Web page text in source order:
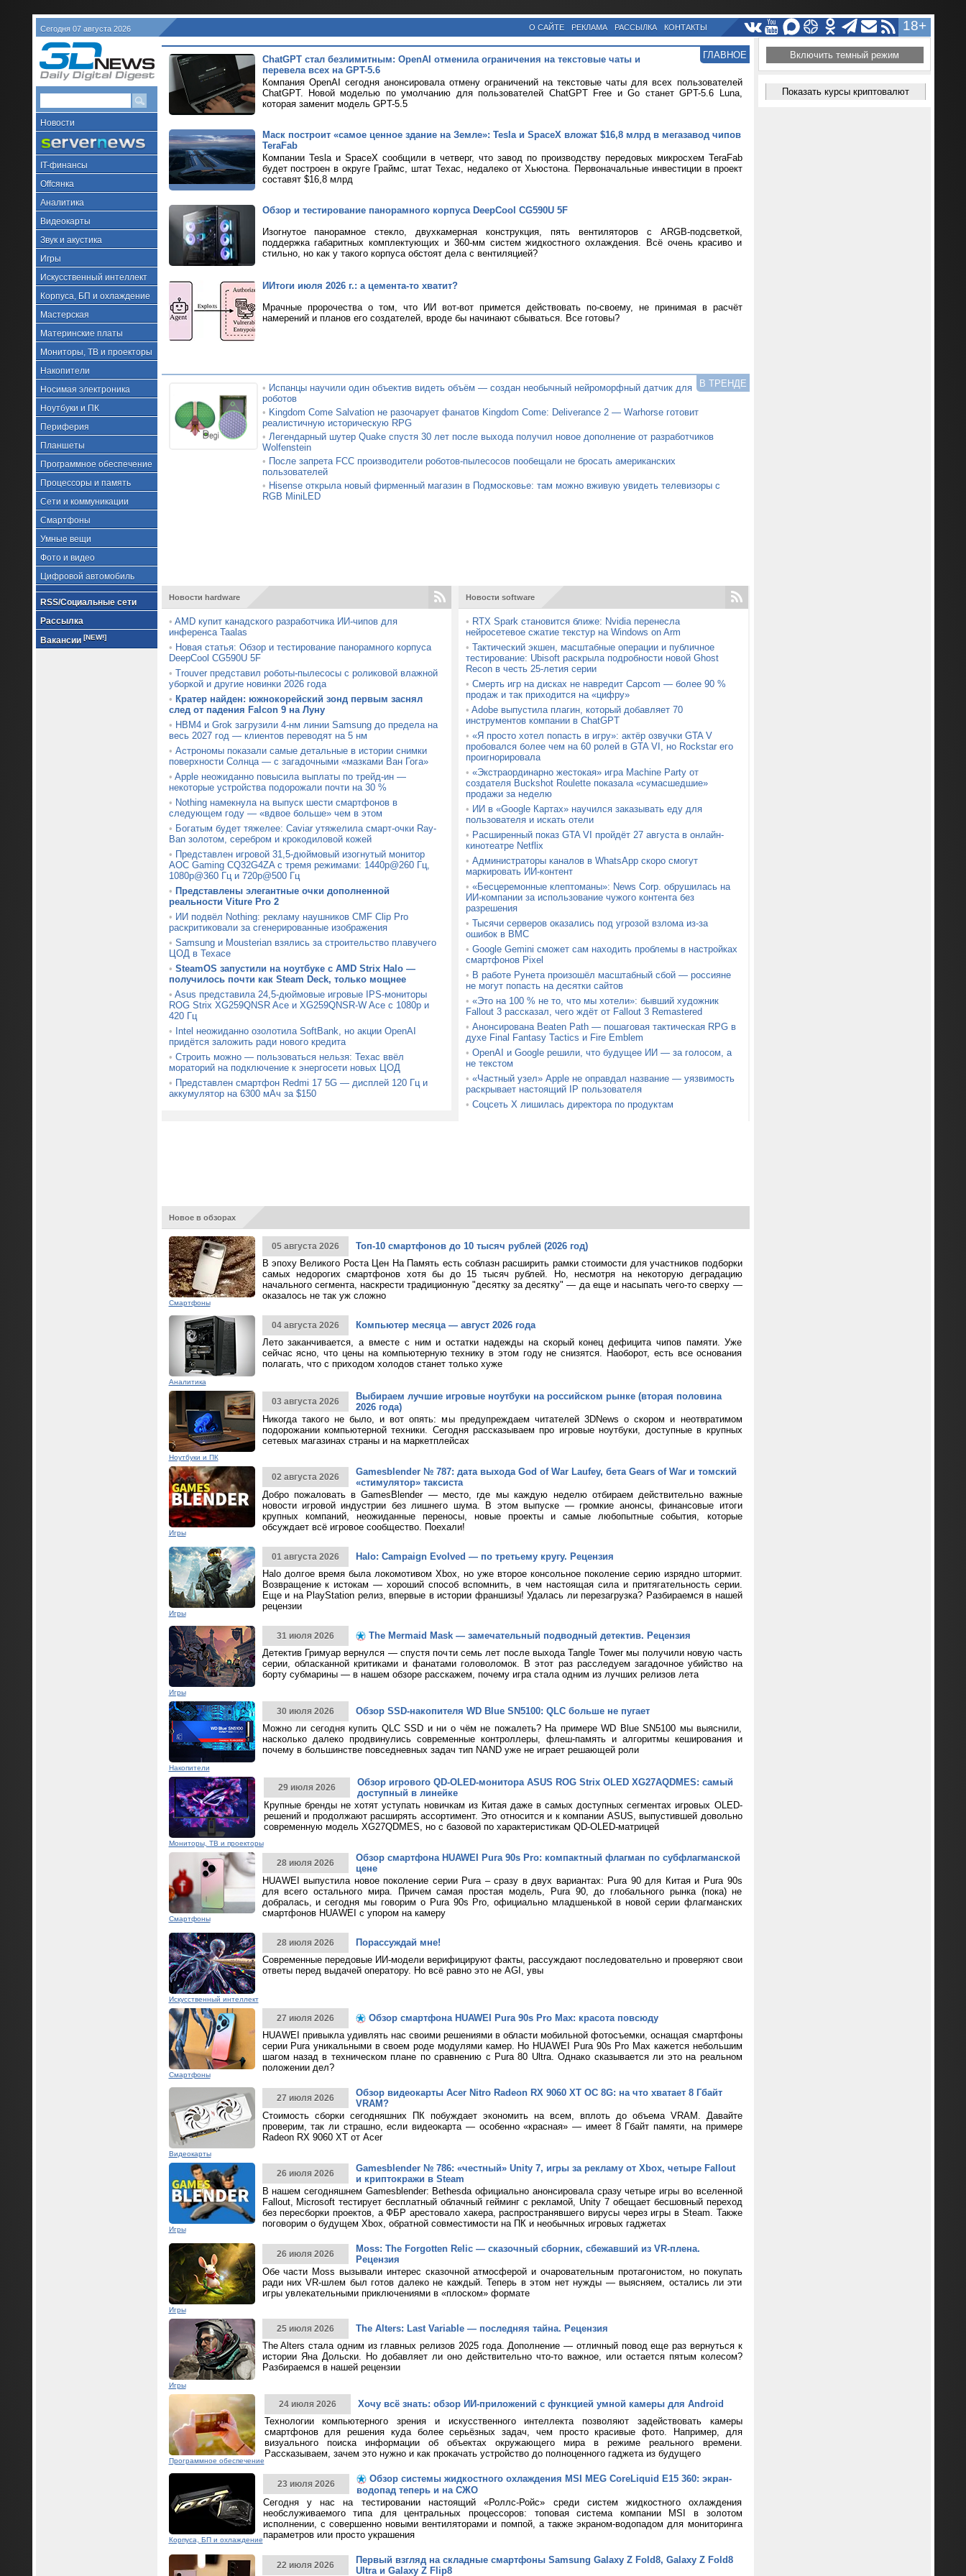
Сегодня 07 августа 2026 18+
О САЙТЕ РЕКЛАМА РАССЫЛКА КОНТАКТЫ
Новости
IT-финансы
Offсянка
Аналитика
Видеокарты
Звук и акустика
Игры
Искусственный интеллект
Корпуса, БП и охлаждение
Мастерская
Материнские платы
Мониторы, ТВ и проекторы
Накопители
Носимая электроника
Ноутбуки и ПК
Периферия
Планшеты
Программное обеспечение
Процессоры и память
Сети и коммуникации
Смартфоны
Умные вещи
Фото и видео
Цифровой автомобиль
RSS/Социальные сети
Рассылка
Вакансии [NEW!]
ГЛАВНОЕ
ChatGPT стал безлимитным: OpenAI отменила ограничения на текстовые чаты и
перевела всех на GPT-5.6
Компания OpenAI сегодня анонсировала отмену ограничений на текстовые чаты для всех пользователей
ChatGPT. Новой моделью по умолчанию для пользователей ChatGPT Free и Go станет GPT-5.6 Luna,
которая заменит модель GPT-5.5
Маск построит «самое ценное здание на Земле»: Tesla и SpaceX вложат $16,8 млрд в мегазавод чипов
TeraFab
Компании Tesla и SpaceX сообщили в четверг, что завод по производству передовых микросхем TeraFab
будет построен в округе Граймс, штат Техас, недалеко от Хьюстона. Первоначальные инвестиции в проект
составят $16,8 млрд
Обзор и тестирование панорамного корпуса DeepCool CG590U 5F
Изогнутое панорамное стекло, двухкамерная конструкция, пять вентиляторов с ARGB-подсветкой,
поддержка габаритных комплектующих и 360-мм систем жидкостного охлаждения. Всё очень красиво и
стильно, но как у такого корпуса обстоят дела с вентиляцией?
ИИтоги июля 2026 г.: а цемента-то хватит?
Мрачные пророчества о том, что ИИ вот-вот примется действовать по-своему, не принимая в расчёт
намерений и планов его создателей, вроде бы начинают сбываться. Все готовы?
В ТРЕНДЕ
• Испанцы научили один объектив видеть объём — создан необычный нейроморфный датчик для
роботов
• Kingdom Come Salvation не разочарует фанатов Kingdom Come: Deliverance 2 — Warhorse готовит
реалистичную историческую RPG
• Легендарный шутер Quake спустя 30 лет после выхода получил новое дополнение от разработчиков
Wolfenstein
• После запрета FCC производители роботов-пылесосов пообещали не бросать американских
пользователей
• Hisense открыла новый фирменный магазин в Подмосковье: там можно вживую увидеть телевизоры с
RGB MiniLED
Новости hardware
• AMD купит канадского разработчика ИИ-чипов для
инференса Taalas
• Новая статья: Обзор и тестирование панорамного корпуса
DeepCool CG590U 5F
• Trouver представил роботы-пылесосы с роликовой влажной
уборкой и другие новинки 2026 года
• Кратер найден: южнокорейский зонд первым заснял
след от падения Falcon 9 на Луну
• HBM4 и Grok загрузили 4-нм линии Samsung до предела на
весь 2027 год — клиентов переводят на 5 нм
• Астрономы показали самые детальные в истории снимки
поверхности Солнца — с загадочными «мазками Ван Гога»
• Apple неожиданно повысила выплаты по трейд-ин —
некоторые устройства подорожали почти на 30 %
• Nothing намекнула на выпуск шести смартфонов в
следующем году — «вдвое больше» чем в этом
• Богатым будет тяжелее: Caviar утяжелила смарт-очки Ray-
Ban золотом, серебром и крокодиловой кожей
• Представлен игровой 31,5-дюймовый изогнутый монитор
AOC Gaming CQ32G4ZA с тремя режимами: 1440p@260 Гц,
1080p@360 Гц и 720p@500 Гц
• Представлены элегантные очки дополненной
реальности Viture Pro 2
• ИИ подвёл Nothing: рекламу наушников CMF Clip Pro
раскритиковали за сгенерированные изображения
• Samsung и Mousterian взялись за строительство плавучего
ЦОД в Техасе
• SteamOS запустили на ноутбуке с AMD Strix Halo —
получилось почти как Steam Deck, только мощнее
• Asus представила 24,5-дюймовые игровые IPS-мониторы
ROG Strix XG259QNSR Ace и XG259QNSR-W Ace с 1080p и
420 Гц
• Intel неожиданно озолотила SoftBank, но акции OpenAI
придётся заложить ради нового кредита
• Строить можно — пользоваться нельзя: Техас ввёл
мораторий на подключение к энергосети новых ЦОД
• Представлен смартфон Redmi 17 5G — дисплей 120 Гц и
аккумулятор на 6300 мАч за $150
Новости software
• RTX Spark становится ближе: Nvidia перенесла
нейросетевое сжатие текстур на Windows on Arm
• Тактический экшен, масштабные операции и публичное
тестирование: Ubisoft раскрыла подробности новой Ghost
Recon в честь 25-летия серии
• Смерть игр на дисках не навредит Capcom — более 90 %
продаж и так приходится на «цифру»
• Adobe выпустила плагин, который добавляет 70
инструментов компании в ChatGPT
• «Я просто хотел попасть в игру»: актёр озвучки GTA V
пробовался более чем на 60 ролей в GTA VI, но Rockstar его
проигнорировала
• «Экстраординарно жестокая» игра Machine Party от
создателя Buckshot Roulette показала «сумасшедшие»
продажи за неделю
• ИИ в «Google Картах» научился заказывать еду для
пользователя и искать отели
• Расширенный показ GTA VI пройдёт 27 августа в онлайн-
кинотеатре Netflix
• Администраторы каналов в WhatsApp скоро смогут
маркировать ИИ-контент
• «Бесцеремонные клептоманы»: News Corp. обрушилась на
ИИ-компании за использование чужого контента без
разрешения
• Тысячи серверов оказались под угрозой взлома из-за
ошибок в BMC
• Google Gemini сможет сам находить проблемы в настройках
смартфонов Pixel
• В работе Рунета произошёл масштабный сбой — россияне
не могут попасть на десятки сайтов
• «Это на 100 % не то, что мы хотели»: бывший художник
Fallout 3 рассказал, чего ждёт от Fallout 3 Remastered
• Анонсирована Beaten Path — пошаговая тактическая RPG в
духе Final Fantasy Tactics и Fire Emblem
• OpenAI и Google решили, что будущее ИИ — за голосом, а
не текстом
• «Частный узел» Apple не оправдал название — уязвимость
раскрывает настоящий IP пользователя
• Соцсеть X лишилась директора по продуктам
Новое в обзорах
Смартфоны
05 августа 2026
Топ-10 смартфонов до 10 тысяч рублей (2026 год)
В эпоху Великого Роста Цен На Память есть соблазн расширить рамки стоимости для участников подборки
самых недорогих смартфонов хотя бы до 15 тысяч рублей. Но, несмотря на некоторую деградацию
начального сегмента, наскрести традиционную "десятку за десятку" — да еще и насыпать чего-то сверху —
оказалось не так уж сложно
Аналитика
04 августа 2026
Компьютер месяца — август 2026 года
Лето заканчивается, а вместе с ним и остатки надежды на скорый конец дефицита чипов памяти. Уже
сейчас ясно, что цены на компьютерную технику в этом году не снизятся. Наоборот, есть все основания
полагать, что с приходом холодов станет только хуже
Ноутбуки и ПК
03 августа 2026
Выбираем лучшие игровые ноутбуки на российском рынке (вторая половина
2026 года)
Никогда такого не было, и вот опять: мы предупреждаем читателей 3DNews о скором и неотвратимом
подорожании компьютерной техники. Сегодня рассказываем про игровые ноутбуки, доступные в крупных
сетевых магазинах страны и на маркетплейсах
Игры
02 августа 2026
Gamesblender № 787: дата выхода God of War Laufey, бета Gears of War и томский
«стимулятор» таксиста
Добро пожаловать в GamesBlender — место, где мы каждую неделю отбираем действительно важные
новости игровой индустрии без лишнего шума. В этом выпуске — громкие анонсы, финансовые итоги
крупных компаний, неожиданные переносы, новые проекты и самые любопытные события, которые
обсуждает всё игровое сообщество. Поехали!
Игры
01 августа 2026
Halo: Campaign Evolved — по третьему кругу. Рецензия
Halo долгое время была локомотивом Xbox, но уже второе консольное поколение серию изрядно штормит.
Возвращение к истокам — хороший способ вспомнить, в чем настоящая сила и притягательность серии.
Еще и на PlayStation релиз, впервые в истории франшизы! Удалась ли перезагрузка? Разбираемся в нашей
рецензии
Игры
31 июля 2026
The Mermaid Mask — замечательный подводный детектив. Рецензия
Детектив Гримуар вернулся — спустя почти семь лет после выхода Tangle Tower мы получили новую часть
серии, обласканной критиками и фанатами головоломок. В этот раз расследуем загадочное убийство на
борту субмарины — в нашем обзоре расскажем, почему игра стала одним из лучших релизов лета
Накопители
30 июля 2026
Обзор SSD-накопителя WD Blue SN5100: QLC больше не пугает
Можно ли сегодня купить QLC SSD и ни о чём не пожалеть? На примере WD Blue SN5100 мы выяснили,
насколько далеко продвинулись современные контроллеры, флеш-память и алгоритмы кеширования и
почему в большинстве повседневных задач тип NAND уже не играет решающей роли
Мониторы, ТВ и проекторы
29 июля 2026
Обзор игрового QD-OLED-монитора ASUS ROG Strix OLED XG27AQDMES: самый
доступный в линейке
Крупные бренды не хотят уступать новичкам из Китая даже в самых доступных сегментах игровых OLED-
решений и продолжают расширять ассортимент. Это относится и к компании ASUS, выпустившей довольно
современную модель XG27QDMES, но с базовой по характеристикам QD-OLED-матрицей
Смартфоны
28 июля 2026
Обзор смартфона HUAWEI Pura 90s Pro: компактный флагман по субфлагманской
цене
HUAWEI выпустила новое поколение серии Pura – сразу в двух вариантах: Pura 90 для Китая и Pura 90s
для всего остального мира. Причем самая простая модель, Pura 90, до глобального рынка (пока) не
добралась, и сегодня мы говорим о Pura 90s Pro, официально младшенькой в новой серии флагманских
смартфонов HUAWEI с упором на камеру
Искусственный интеллект
28 июля 2026
Порассуждай мне!
Современные передовые ИИ-модели верифицируют факты, рассуждают последовательно и проверяют свои
ответы перед выдачей оператору. Но всё равно это не AGI, увы
Смартфоны
27 июля 2026
Обзор смартфона HUAWEI Pura 90s Pro Max: красота повсюду
HUAWEI привыкла удивлять нас своими решениями в области мобильной фотосъемки, оснащая смартфоны
серии Pura уникальными в своем роде модулями камер. Но HUAWEI Pura 90s Pro Max кажется небольшим
шагом назад в техническом плане по сравнению с Pura 80 Ultra. Однако сказывается ли это на реальном
положении дел?
Видеокарты
27 июля 2026
Обзор видеокарты Acer Nitro Radeon RX 9060 XT OC 8G: на что хватает 8 Гбайт
VRAM?
Стоимость сборки сегодняшних ПК побуждает экономить на всем, вплоть до объема VRAM. Давайте
проверим, так ли страшно, если видеокарта — особенно «красная» — имеет 8 Гбайт памяти, на примере
Radeon RX 9060 XT от Acer
Игры
26 июля 2026
Gamesblender № 786: «честный» Unity 7, игры за рекламу от Xbox, четыре Fallout
и криптокражи в Steam
В нашем сегодняшнем Gamesblender: Bethesda официально анонсировала сразу четыре игры во вселенной
Fallout, Microsoft тестирует бесплатный облачный гейминг с рекламой, Unity 7 обещает бесшовный переход
без пересборки проектов, а ФБР арестовало хакера, распространявшего вирусы через игры в Steam. Также
поговорим о будущем Xbox, обратной совместимости на ПК и необычных игровых гаджетах
Игры
26 июля 2026
Moss: The Forgotten Relic — сказочный сборник, сбежавший из VR-плена.
Рецензия
Обе части Moss вызывали интерес сказочной атмосферой и очаровательным протагонистом, но покупать
ради них VR-шлем был готов далеко не каждый. Теперь в этом нет нужды — выясняем, остались ли эти
игры увлекательными приключениями в «плоском» формате
Игры
25 июля 2026
The Alters: Last Variable — последняя тайна. Рецензия
The Alters стала одним из главных релизов 2025 года. Дополнение — отличный повод еще раз вернуться к
истории Яна Дольски. Но добавляет ли оно действительно что-то важное, или остается пятым колесом?
Разбираемся в нашей рецензии
Программное обеспечение
24 июля 2026
Хочу всё знать: обзор ИИ-приложений с функцией умной камеры для Android
Технологии компьютерного зрения и искусственного интеллекта позволяют задействовать камеры
смартфонов для решения куда более серьёзных задач, чем просто красивые фото. Например, для
визуального поиска информации об объектах окружающего мира в режиме реального времени.
Рассказываем, зачем это нужно и как прокачать устройство до полноценного гаджета из будущего
Корпуса, БП и охлаждение
23 июля 2026
Обзор системы жидкостного охлаждения MSI MEG CoreLiquid E15 360: экран-
водопад теперь и на СЖО
Сегодня у нас на тестировании настоящий «Роллс-Ройс» среди систем жидкостного охлаждения
необслуживаемого типа для центральных процессоров: топовая система компании MSI в золотом
исполнении, с совершенно новыми вентиляторами и помпой, а также экраном-водопадом для мониторинга
параметров или просто украшения
22 июля 2026
Первый взгляд на складные смартфоны Samsung Galaxy Z Fold8, Galaxy Z Fold8
Ultra и Galaxy Z Flip8
Включить темный режим
Показать курсы криптовалют